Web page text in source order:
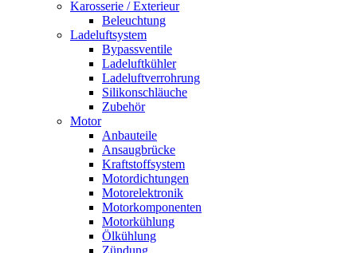
Karosserie / Exterieur
Beleuchtung
Ladeluftsystem
Bypassventile
Ladeluftkühler
Ladeluftverrohrung
Silikonschläuche
Zubehör
Motor
Anbauteile
Ansaugbrücke
Kraftstoffsystem
Motordichtungen
Motorelektronik
Motorkomponenten
Motorkühlung
Ölkühlung
Zündung